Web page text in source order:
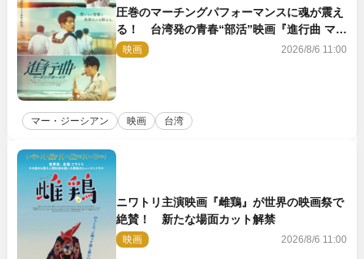
圧巻のマーチングパフォーマンスに魂が震え
る！ 台湾発の青春“部活”映画『進行曲 マー
チングボーイズ』予告解禁
映画 2026/8/6 11:00
マー・ジーシアン 映画 台湾
ニワトリ主演映画『雌鶏』が世界の映画祭で
絶賛！ 新たな場面カット解禁
映画 2026/8/6 11:00